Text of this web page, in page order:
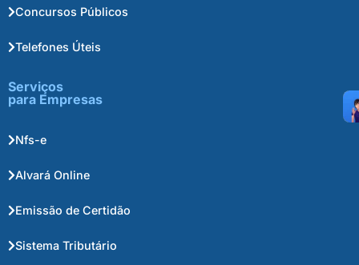
Concursos Públicos
Telefones Úteis
Serviços
para Empresas
Nfs-e
Alvará Online
Emissão de Certidão
Sistema Tributário